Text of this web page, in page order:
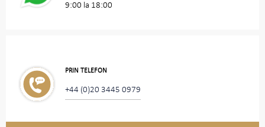
9:00 la 18:00
PRIN TELEFON
+44 (0)20 3445 0979